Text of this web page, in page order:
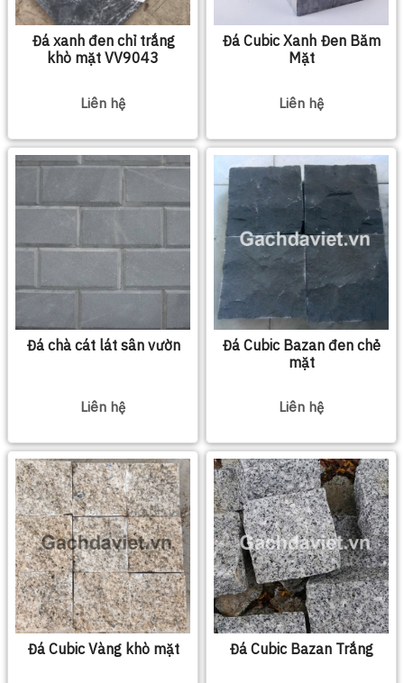
Đá xanh đen chỉ trắng
khò mặt VV9043
Liên hệ
Đá Cubic Xanh Đen Băm
Mặt
Liên hệ
Đá chà cát lát sân vườn
Liên hệ
Đá Cubic Bazan đen chẻ
mặt
Liên hệ
Đá Cubic Vàng khò mặt Đá Cubic Bazan Trắng